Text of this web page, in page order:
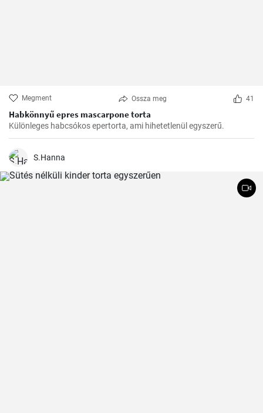
Megment Ossza meg 41
Habkönnyű epres mascarpone torta
Különleges habcsókos epertorta, ami hihetetlenül egyszerű.
S.Hanna